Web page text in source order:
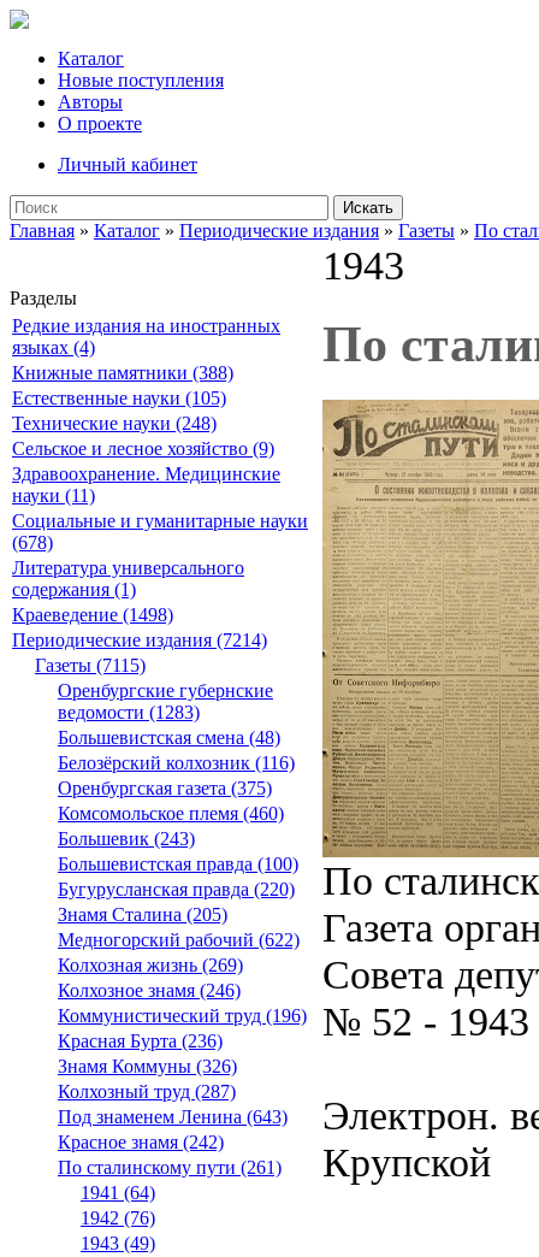
Каталог
Новые поступления
Авторы
О проекте
Личный кабинет
Искать
Главная » Каталог » Периодические издания » Газеты » По
Разделы
Редкие издания на иностранных
языках (4)
Книжные памятники (388)
Естественные науки (105)
Технические науки (248)
Сельское и лесное хозяйство (9)
Здравоохранение. Медицинские
науки (11)
Социальные и гуманитарные науки
(678)
Литература универсального
содержания (1)
Краеведение (1498)
Периодические издания (7214)
Газеты (7115)
Оренбургские губернские
ведомости (1283)
Большевистская смена (48)
Белозёрский колхозник (116)
Оренбургская газета (375)
Комсомольское племя (460)
Большевик (243)
Большевистская правда (100)
Бугурусланская правда (220)
Знамя Сталина (205)
Медногорский рабочий (622)
Колхозная жизнь (269)
Колхозное знамя (246)
Коммунистический труд (196)
Красная Бурта (236)
Знамя Коммуны (326)
Колхозный труд (287)
Под знаменем Ленина (643)
Красное знамя (242)
По сталинскому пути (261)
1941 (64)
1942 (76)
1943 (49)
1943
По
По
Газета
Совета
№ 52 - 1943
Электрон.
Крупской